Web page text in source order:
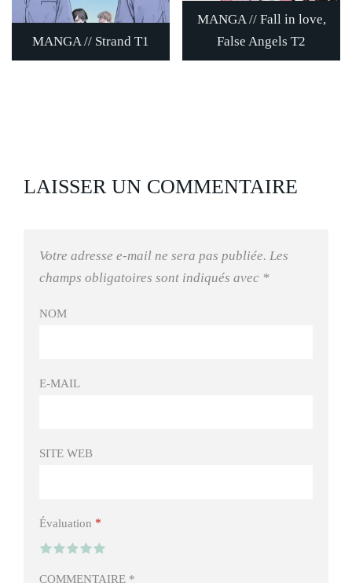
MANGA // Strand T1
MANGA // Fall in love,
False Angels T2
LAISSER UN COMMENTAIRE
Votre adresse e-mail ne sera pas publiée. Les
champs obligatoires sont indiqués avec *
NOM
E-MAIL
SITE WEB
Évaluation *
COMMENTAIRE *